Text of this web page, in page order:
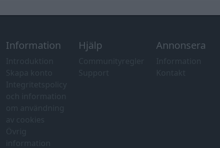
Information Hjälp Annonsera